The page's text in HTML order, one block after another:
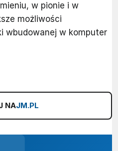
w pionie i w
możliwości
wbudowanej w komputer
NAJM.PL